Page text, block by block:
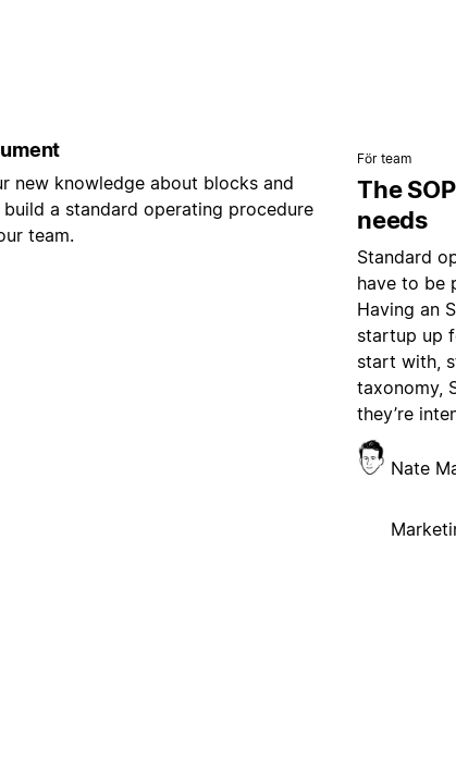
new knowledge about blocks and
a standard operating procedure
team.
För team
The
needs
Standard
have to be
Having an
startup up
start with,
taxonomy,
they’re
Nate